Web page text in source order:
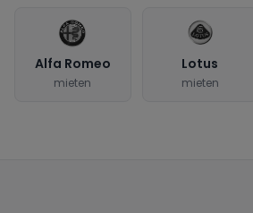
Alfa Romeo
mieten
Lotus
mieten